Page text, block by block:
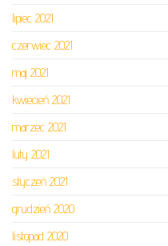
lipiec 2021
czerwiec 2021
maj 2021
kwiecień 2021
marzec 2021
luty 2021
styczeń 2021
grudzień 2020
listopad 2020